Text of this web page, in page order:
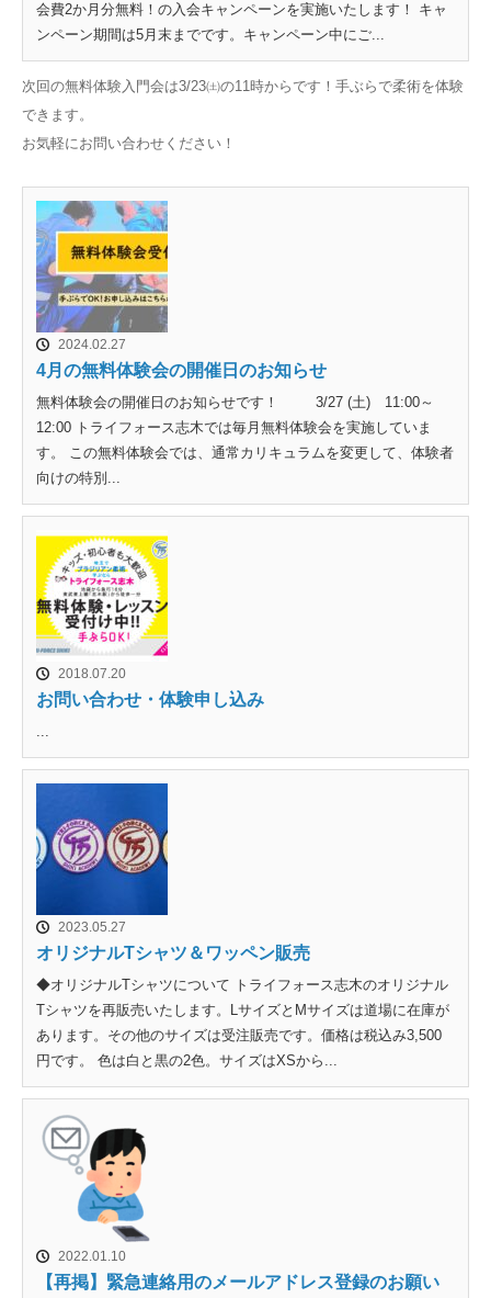
会費2か月分無料！の入会キャンペーンを実施いたします！ キャ
ンペーン期間は5月末までです。キャンペーン中にご...
次回の無料体験入門会は3/23㈯の11時からです！手ぶらで柔術を体験
できます。
お気軽にお問い合わせください！
2024.02.27
4月の無料体験会の開催日のお知らせ
無料体験会の開催日のお知らせです！ 3/27 (土) 11:00～
12:00 トライフォース志木では毎月無料体験会を実施していま
す。 この無料体験会では、通常カリキュラムを変更して、体験者
向けの特別...
2018.07.20
お問い合わせ・体験申し込み
...
2023.05.27
オリジナルTシャツ＆ワッペン販売
◆オリジナルTシャツについて トライフォース志木のオリジナル
Tシャツを再販売いたします。LサイズとMサイズは道場に在庫が
あります。その他のサイズは受注販売です。価格は税込み3,500
円です。 色は白と黒の2色。サイズはXSから...
2022.01.10
【再掲】緊急連絡用のメールアドレス登録のお願い